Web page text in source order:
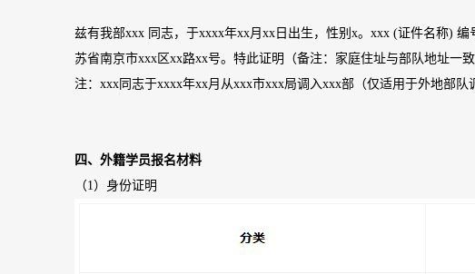
兹有我部xxx 同志，于xxxx年xx月xx日出生，性别x。xxx (证件名称)
苏省南京市xxx区xx路xx号。特此证明（备注：家庭住址与部队地址一致
注：xxx同志于xxxx年xx月从xxx市xxx局调入xxx部（仅适用于外地部队
四、外籍学员报名材料
（1）身份证明